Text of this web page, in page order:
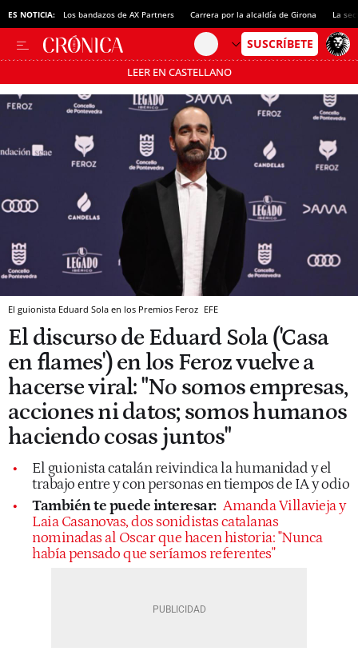
ES NOTICIA: Los bandazos de AX Partners Carrera por la alcaldía de Girona La
LEER EN CASTELLANO
Pásate al MODO AHORRO
El guionista Eduard Sola en los Premios Feroz EFE
El discurso de Eduard Sola ('Casa
en flames') en los Feroz vuelve a
hacerse viral: "No somos empresas,
acciones ni datos; somos humanos
haciendo cosas juntos"
El guionista catalán reivindica la humanidad y el
trabajo entre y con personas en tiempos de IA y odio
También te puede interesar: Amanda Villavieja y
Laia Casanovas, dos sonidistas catalanas
nominadas al Oscar que hacen historia: "Nunca
había pensado que seríamos referentes"